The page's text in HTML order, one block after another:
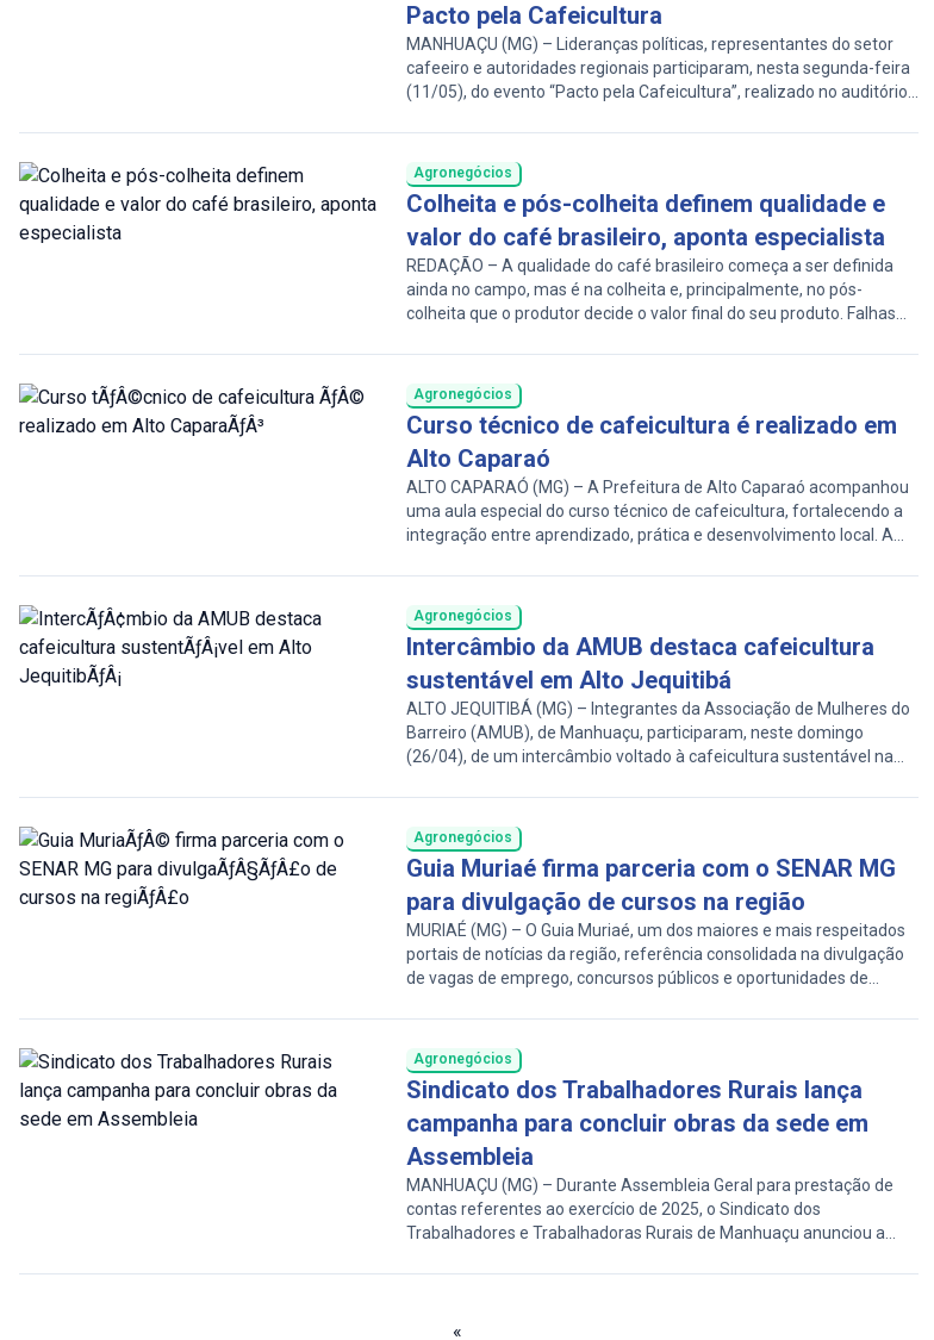
Pacto pela Cafeicultura
MANHUAÇU (MG) – Lideranças políticas, representantes do setor
cafeeiro e autoridades regionais participaram, nesta segunda-feira
(11/05), do evento “Pacto pela Cafeicultura”, realizado no auditório
encontro teve como objetivo promover o diálogo e fortalecer ações
voltadas ao desenvolvimento sustentável da cafeicultura nas Matas
de Minas, região […]
Agronegócios
Colheita e pós-colheita definem qualidade e
valor do café brasileiro, aponta especialista
REDAÇÃO – A qualidade do café brasileiro começa a ser definida
ainda no campo, mas é na colheita e, principalmente, no pós-
colheita que o produtor decide o valor final do seu produto. Falhas
mesmo quando a produção apresenta bom desenvolvimento
agronômico. Segundo Aldir Alves Teixeira, CEO da […]
Agronegócios
Curso técnico de cafeicultura é realizado em
Alto Caparaó
ALTO CAPARAÓ (MG) – A Prefeitura de Alto Caparaó acompanhou
uma aula especial do curso técnico de cafeicultura, fortalecendo a
integração entre aprendizado, prática e desenvolvimento local. A
da Cresol, Sicoob, GTACK e Caparaó Mineiro, trazendo reflexões
sobre o cooperativismo na prática e sua […]
Agronegócios
Intercâmbio da AMUB destaca cafeicultura
sustentável em Alto Jequitibá
ALTO JEQUITIBÁ (MG) – Integrantes da Associação de Mulheres do
Barreiro (AMUB), de Manhuaçu, participaram, neste domingo
(26/04), de um intercâmbio voltado à cafeicultura sustentável na
em uma experiência prática sobre manejo regenerativo e produção
de café de qualidade, com foco na preservação do solo e da […]
Agronegócios
Guia Muriaé firma parceria com o SENAR MG
para divulgação de cursos na região
MURIAÉ (MG) – O Guia Muriaé, um dos maiores e mais respeitados
portais de notícias da região, referência consolidada na divulgação
de vagas de emprego, concursos públicos e oportunidades de
Faemg Senar – Regional Zona da Mata e Caparaó. Por meio dessa
parceria, o portal passa a divulgar […]
Agronegócios
Sindicato dos Trabalhadores Rurais lança
campanha para concluir obras da sede em
Assembleia
MANHUAÇU (MG) – Durante Assembleia Geral para prestação de
contas referentes ao exercício de 2025, o Sindicato dos
Trabalhadores e Trabalhadoras Rurais de Manhuaçu anunciou a
arrecadação de recursos para a construção da sede própria da
Centro […]
«